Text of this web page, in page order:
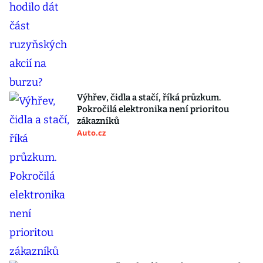
Výhřev, čidla a stačí, říká průzkum.
Pokročilá elektronika není prioritou
zákazníků
Auto.cz